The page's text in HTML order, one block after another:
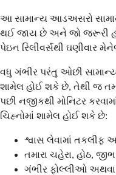
આ સામાન્ય આડઅસરો
થઈ જાય છે અને જો જરૂરી
પેઇન રિલીવર્સથી ઘણીવાર
વધુ ગંભીર પરંતુ ઓછી
શામેલ હોઈ શકે છે, તેથી જ
પછી નજીકથી મોનિટર
ચિહ્નોમાં શામેલ હોઈ શકે છે:
શ્વાસ લેવામાં તકલીફ
તમારા ચહેરા, હોઠ,
ગંભીર ફોલ્લીઓ